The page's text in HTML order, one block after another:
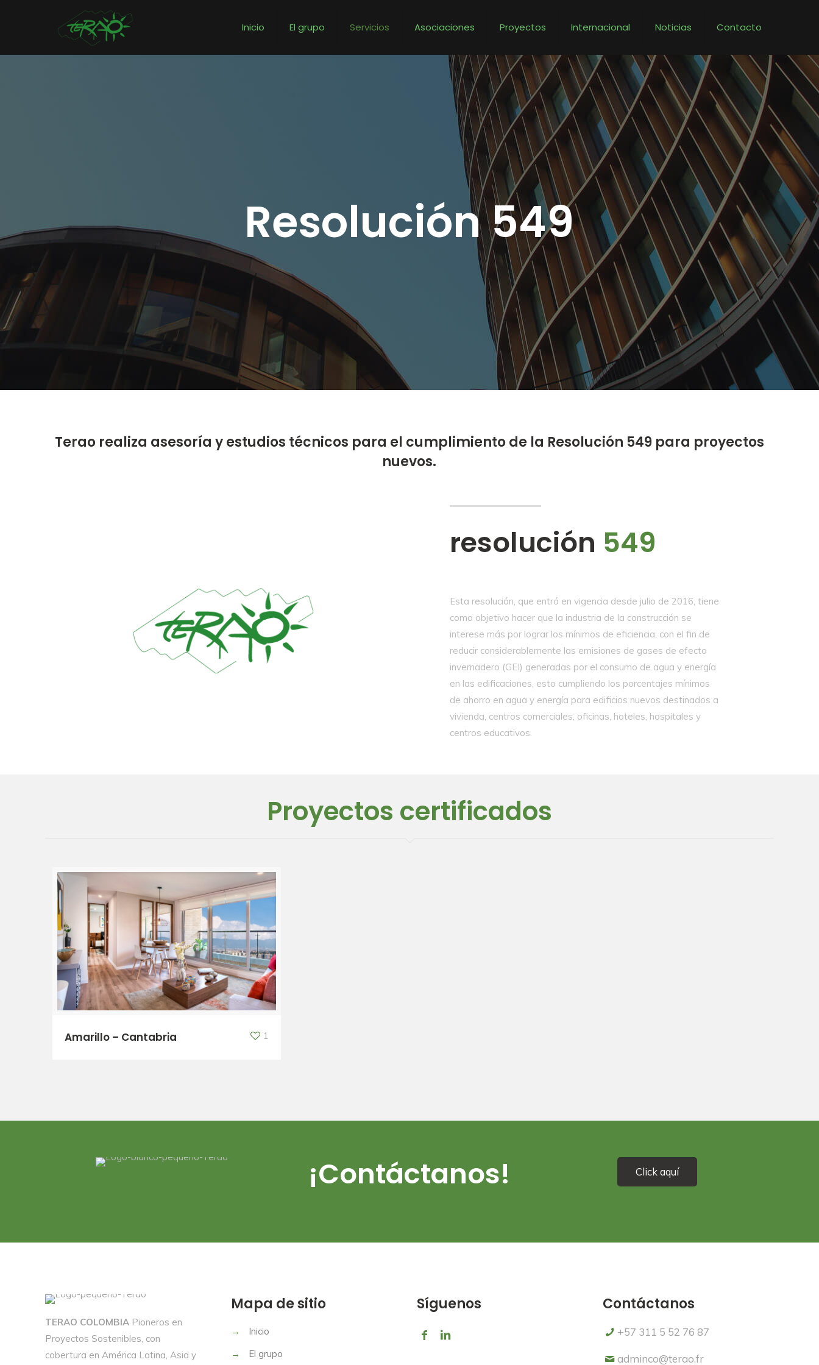
Inicio El grupo Servicios Asociaciones Proyectos Internacional Noticias Contacto
Resolución 549
Terao realiza asesoría y estudios técnicos para el cumplimiento de la Resolución 549 para proyectos
nuevos.
resolución 549
Esta resolución, que entró en vigencia desde julio de 2016, tiene
como objetivo hacer que la industria de la construcción se
interese más por lograr los mínimos de eficiencia, con el fin de
reducir considerablemente las emisiones de gases de efecto
invernadero (GEI) generadas por el consumo de agua y energía
en las edificaciones, esto cumpliendo los porcentajes mínimos
de ahorro en agua y energía para edificios nuevos destinados a
vivienda, centros comerciales, oficinas, hoteles, hospitales y
centros educativos.
Proyectos certificados
Amarillo – Cantabria 1
¡Contáctanos! Click aquí
TERAO COLOMBIA Pioneros en
Proyectos Sostenibles, con
cobertura en América Latina, Asia y
Mapa de sitio
→
Inicio
→
El grupo
Síguenos Contáctanos
+57 311 5 52 76 87
adminco@terao.fr